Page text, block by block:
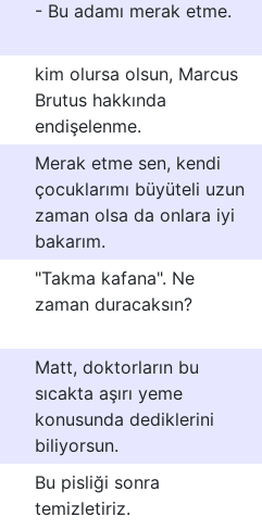
- Bu adamı merak etme.
kim olursa olsun, Marcus
Brutus hakkında
endişelenme.
Merak etme sen, kendi
çocuklarımı büyüteli uzun
zaman olsa da onlara iyi
bakarım.
"Takma kafana". Ne
zaman duracaksın?
Matt, doktorların bu
sıcakta aşırı yeme
konusunda dediklerini
biliyorsun.
Bu pisliği sonra
temizletiriz.